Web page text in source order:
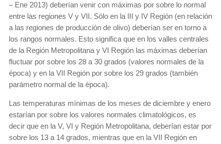
– Ene 2013) deberían venir con máximas por sobre lo normal
entre las regiones V y VII. Sólo en la III y IV Región (en relación
a las regiones de producción de olivo) deberían ser en torno a
los rangos normales. Esto significa que en los valles centrales
de la Región Metropolitana y VI Región las máximas deberían
fluctuar por sobre los 28 a 30 grados (valores normales de la
época) y en la VII Región por sobre los 29 grados (también
parámetro normal de la época).
Las temperaturas mínimas de los meses de diciembre y enero
estarían por sobre los valores normales climatológicos, es
decir que en la V, VI y Región Metropolitana, deberían estar por
sobre los 13 a 14 grados, mientras que en la VII Región en